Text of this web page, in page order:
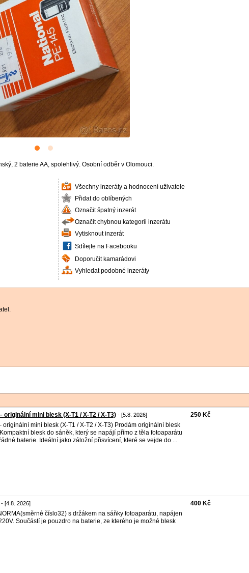
2 baterie AA, spolehlivý. Osobní odběr v Olomouci.
Všechny inzeráty a hodnocení uživatele
Přidat do oblíbených
Označit špatný inzerát
Označit chybnou kategorii inzerátu
Vytisknout inzerát
Sdílejte na Facebooku
Doporučit kamarádovi
Vyhledat podobné inzeráty
originální mini blesk (X-T1 / X-T2 / X-T3) - [5.8. 2026]
originální mini blesk (X-T1 / X-T2 / X-T3) Prodám originální blesk
blesk do sáněk, který se napájí přímo z těla fotoaparátu
baterie. Ideální jako záložní přisvícení, které se vejde do ...
250 Kč
- [4.8. 2026]
číslo32) s držákem na sáňky fotoaparátu, napájen
Součástí je pouzdro na baterie, ze kterého je možné blesk
400 Kč